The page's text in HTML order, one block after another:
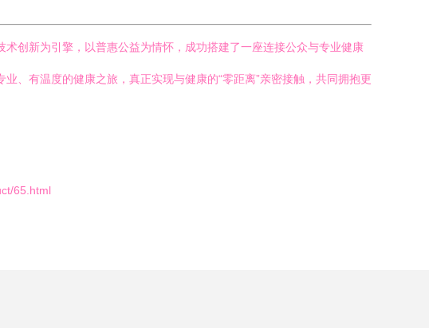
创新为引擎，以普惠公益为情怀，成功搭建了一座连接公众与专业健康
、有温度的健康之旅，真正实现与健康的“零距离”亲密接触，共同拥抱更
65.html